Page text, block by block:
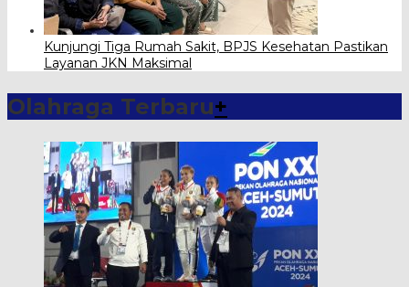
Kunjungi Tiga Rumah Sakit, BPJS Kesehatan Pastikan
Layanan JKN Maksimal
Olahraga Terbaru+